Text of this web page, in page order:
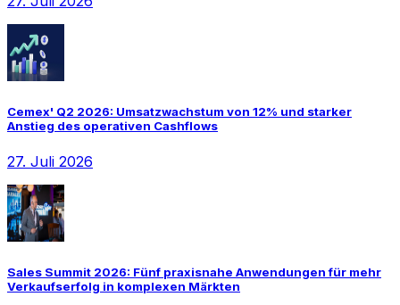
Cemex' Q2 2026: Umsatzwachstum von 12% und starker
Anstieg des operativen Cashflows
27. Juli 2026
Sales Summit 2026: Fünf praxisnahe Anwendungen für mehr
Verkaufserfolg in komplexen Märkten